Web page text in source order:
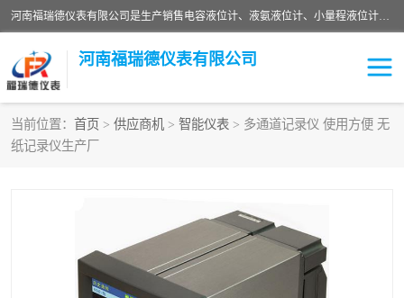
河南福瑞德仪表有限公司是生产销售电容液位计、液氨液位计、小量程液位计定制、智能锅炉水位计、液氮液位计等；并在产品开发、研制的过程中，吸取国内外仪器仪表的技术精华，建立了一支高、精、尖的科研开发队伍，使产品性能不断升级。
河南福瑞德仪表有限公司
当前位置： 首页 > 供应商机 > 智能仪表 > 多通道记录仪 使用方便 无
纸记录仪生产厂
液位计
液氮液位计
差压变送器 液位计传感器定制